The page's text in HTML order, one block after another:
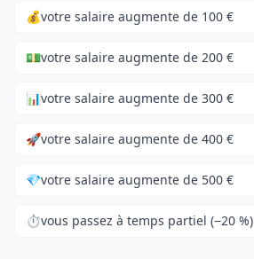
💰votre salaire augmente de 100 €
💵votre salaire augmente de 200 €
📊votre salaire augmente de 300 €
🚀votre salaire augmente de 400 €
💎votre salaire augmente de 500 €
⏱️vous passez à temps partiel (−20 %)